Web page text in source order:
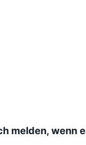
melden, wenn